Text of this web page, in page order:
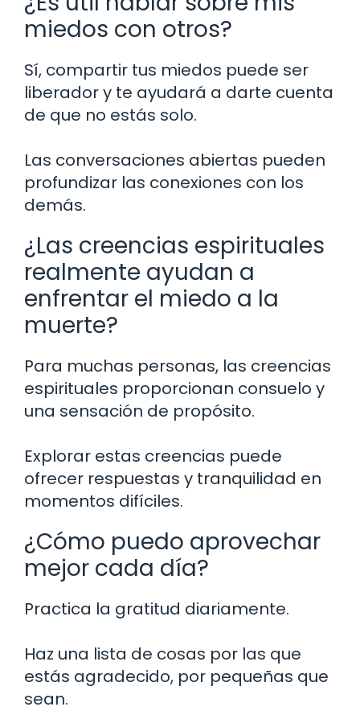
miedos con otros?
Sí, compartir tus miedos puede ser
liberador y te ayudará a darte cuenta
de que no estás solo.
Las conversaciones abiertas pueden
profundizar las conexiones con los
demás.
¿Las creencias espirituales
realmente ayudan a
enfrentar el miedo a la
muerte?
Para muchas personas, las creencias
espirituales proporcionan consuelo y
una sensación de propósito.
Explorar estas creencias puede
ofrecer respuestas y tranquilidad en
momentos difíciles.
¿Cómo puedo aprovechar
mejor cada día?
Practica la gratitud diariamente.
Haz una lista de cosas por las que
estás agradecido, por pequeñas que
sean.